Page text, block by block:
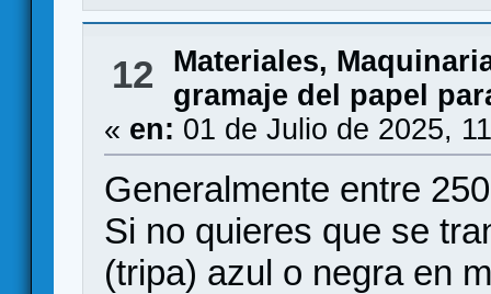
12
Materiales,
gramaje del papel
« en: 01 de Julio de 2025,
Generalmente entre
Si no quieres que se
(tripa) azul o negra en